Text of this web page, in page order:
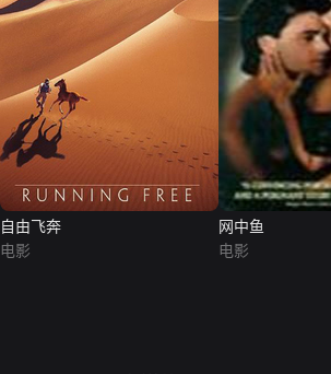
自由飞奔
电影
网中鱼
电影